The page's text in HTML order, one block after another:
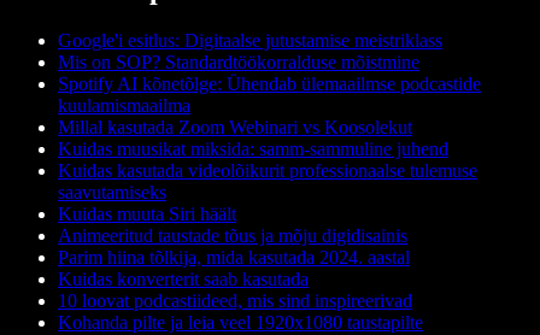
Google'i esitlus: Digitaalse jutustamise meistriklass
Mis on SOP? Standardtöökorralduse mõistmine
Spotify AI kõnetõlge: Ühendab ülemaailmse podcastide
kuulamismaailma
Millal kasutada Zoom Webinari vs Koosolekut
Kuidas muusikat miksida: samm-sammuline juhend
Kuidas kasutada videolõikurit professionaalse tulemuse
saavutamiseks
Kuidas muuta Siri häält
Animeeritud taustade tõus ja mõju digidisainis
Parim hiina tõlkija, mida kasutada 2024. aastal
Kuidas konverterit saab kasutada
10 loovat podcastiideed, mis sind inspireerivad
Kohanda pilte ja leia veel 1920x1080 taustapilte